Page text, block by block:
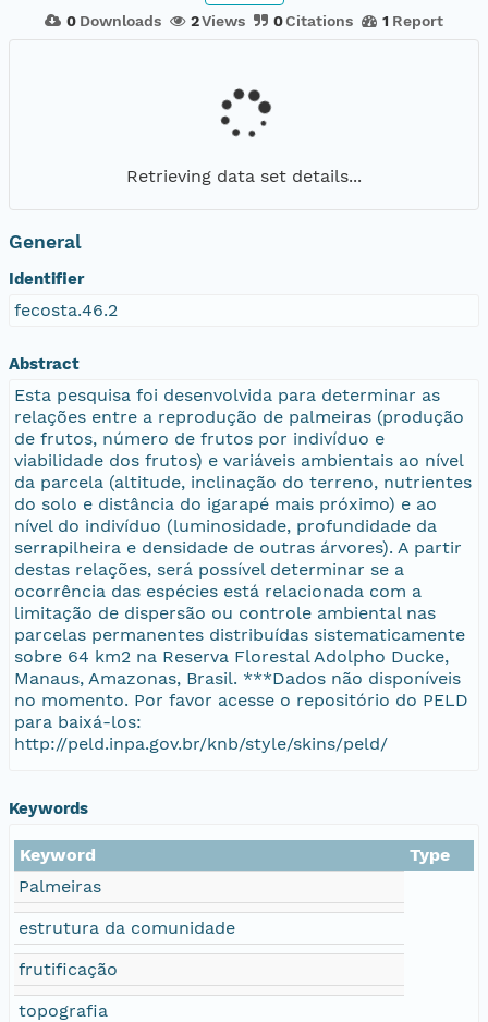
0 Downloads 2Views 0Citations 1 Report
Retrieving data set details...
General
Identifier
fecosta.46.2
Abstract
Esta pesquisa foi desenvolvida para determinar as
relações entre a reprodução de palmeiras (produção
de frutos, número de frutos por indivíduo e
viabilidade dos frutos) e variáveis ambientais ao nível
da parcela (altitude, inclinação do terreno, nutrientes
do solo e distância do igarapé mais próximo) e ao
nível do indivíduo (luminosidade, profundidade da
serrapilheira e densidade de outras árvores). A partir
destas relações, será possível determinar se a
ocorrência das espécies está relacionada com a
limitação de dispersão ou controle ambiental nas
parcelas permanentes distribuídas sistematicamente
sobre 64 km2 na Reserva Florestal Adolpho Ducke,
Manaus, Amazonas, Brasil. ***Dados não disponíveis
no momento. Por favor acesse o repositório do PELD
para baixá-los:
http://peld.inpa.gov.br/knb/style/skins/peld/
Keywords
Keyword
Type
Palmeiras
estrutura da comunidade
frutificação
topografia